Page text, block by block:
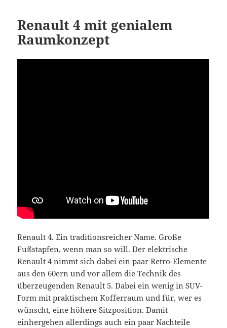
Renault 4 mit genialem
Raumkonzept
Renault 4. Ein traditionsreicher Name. Große
Fußstapfen, wenn man so will. Der elektrische
Renault 4 nimmt sich dabei ein paar Retro-Elemente
aus den 60ern und vor allem die Technik des
überzeugenden Renault 5. Dabei ein wenig in SUV-
Form mit praktischem Kofferraum und für, wer es
wünscht, eine höhere Sitzposition. Damit
einhergehen allerdings auch ein paar Nachteile